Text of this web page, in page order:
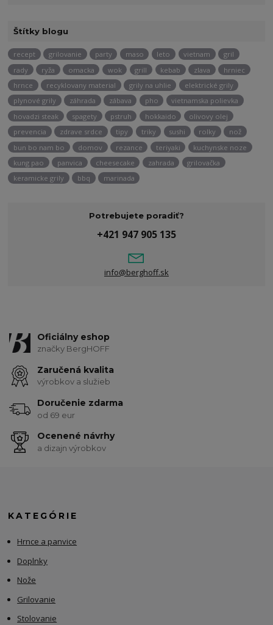
Štítky blogu
recept grilovanie party maso leto vietnam
gril
rady
ryža omacka wok grill kebab zlava
hrniec
hrnce
recyklovany material grily na uhlie
elektrické grily
plynové grily
záhrada zábava pho
vietnamska polievka
hovadzi steak
spagety pstruh hokkaido
olivovy olej
prevencia
zdrave srdce tipy triky sushi rolky
nož
bun bo nam bo
domov rezance teriyaki
kuchynske noze
kung pao
panvica cheesecake zahrada
grilovačka
keramicke grily
bbq marinada
Potrebujete poradiť?
+421 947 905 135
info@berghoff.sk
Oficiálny eshop
značky BergHOFF
Zaručená kvalita
výrobkov a služieb
Doručenie zdarma
od 69 eur
Ocenené návrhy
a dizajn výrobkov
KATEGÓRIE
Hrnce a panvice
Doplnky
Nože
Grilovanie
Stolovanie